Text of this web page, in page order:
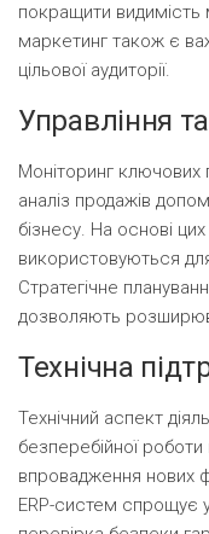
покращити видимість
маркетинг також є
цільової аудиторії.
Управління
Моніторинг ключових
аналіз продажів
бізнесу. На основі
використовуються
Стратегічне
дозволяють
Технічна
Технічний аспект
безперебійної роботи
впровадження нових
ERP-систем спрощує